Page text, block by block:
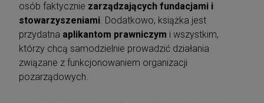
osób faktycznie zarządzających fundacjami i
stowarzyszeniami. Dodatkowo, książka jest
przydatna aplikantom prawniczym i wszystkim,
którzy chcą samodzielnie prowadzić działania
związane z funkcjonowaniem organizacji
pozarządowych.